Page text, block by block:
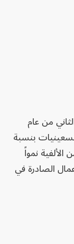
عام 2024 والربع الثاني من عام
بنسبة
نمواً
الصادرة في